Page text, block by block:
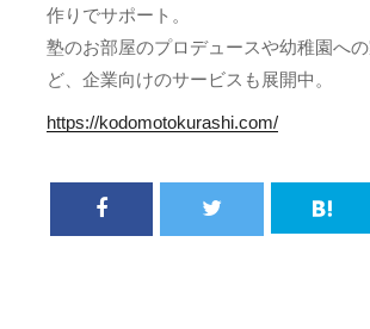
作りでサポート。
塾のお部屋のプロデュースや幼稚園へ
ど、企業向けのサービスも展開中。
https://kodomotokurashi.com/